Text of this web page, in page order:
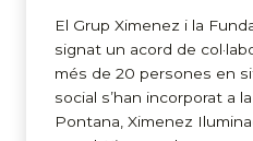
El Grup Ximenez i la
signat un acord de
més de 20 persones en
social s’han incorporat a
Pontana, Ximenez